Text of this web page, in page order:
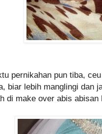
pernikahan pun tiba,
biar lebih manglingi dan
di make over abis abisan